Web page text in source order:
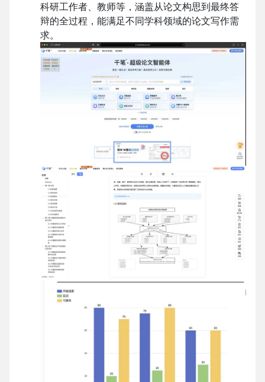
科研工作者、教师等，涵盖从论文构思到最终答
辩的全过程，能满足不同学科领域的论文写作需
求。